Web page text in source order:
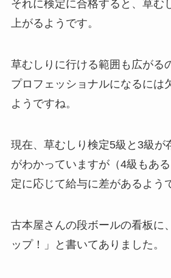
それに検定に合格すると、草む
上がるようです。
草むしりに行ける範囲も広がる
プロフェッショナルになるには
ようですね。
現在、草むしり検定5級と3級が
がわかっていますが（4級もあ
定に応じて給与に差があるよう
古本屋さんの段ボールの看板に
ップ！」と書いてありました。